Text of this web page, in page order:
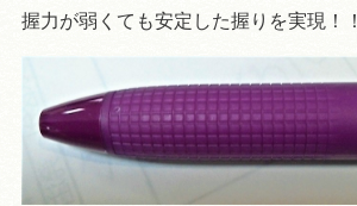
握力が弱くても安定した握りを実現！！